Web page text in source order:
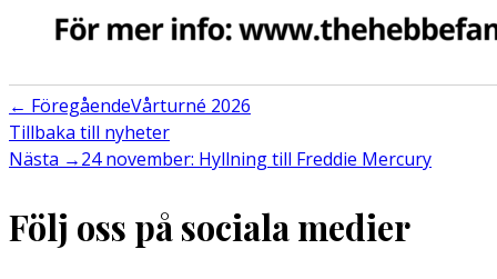
← FöregåendeVårturné 2026
Tillbaka till nyheter
Nästa →24 november: Hyllning till Freddie Mercury
Följ oss på sociala medier